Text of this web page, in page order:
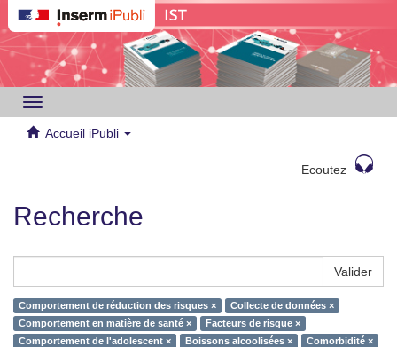
Toggle
navigation
Accueil iPubli
Ecoutez
Recherche
Valider
Comportement de réduction des risques ×
Collecte de données ×
Comportement en matière de santé ×
Facteurs de risque ×
Comportement de l'adolescent ×
Boissons alcoolisées ×
Comorbidité ×